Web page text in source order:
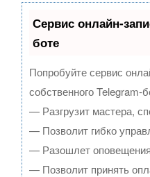
Сервис онлайн-
боте
Попробуйте сервис
собственного Telegram-
— Разгрузит мастера,
— Позволит гибко
— Разошлет
— Позволит принять